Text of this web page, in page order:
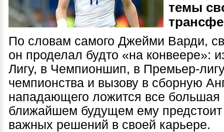
темы
По словам самого Джейми Варди,
он проделал будто «на конвеере»:
Лигу, в Чемпионшип, в Премьер-
чемпионства и вызову в сборную
нападающего ложится все большая
ближайшем будущем ему
важных решений в своей карьере.